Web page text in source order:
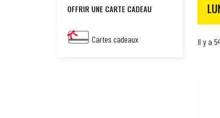
OFFRIR UNE CARTE CADEAU
Cartes cadeaux Il y a